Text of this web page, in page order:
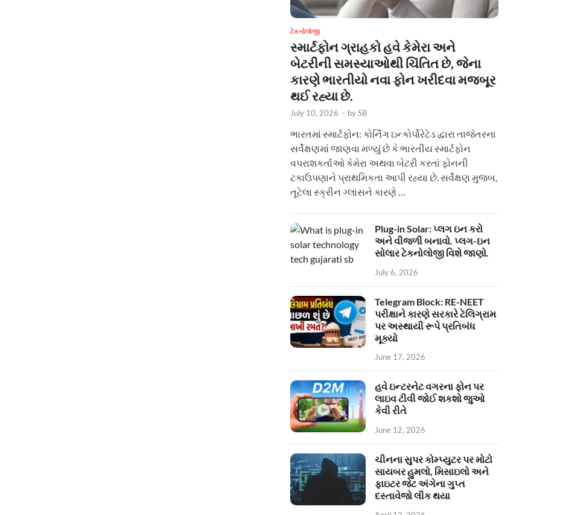
ટેકનોલોજી
સ્માર્ટફોન ગ્રાહકો હવે કેમેરા અને
બેટરીની સમસ્યાઓથી ચિંતિત છે, જેના
કારણે ભારતીયો નવા ફોન ખરીદવા મજબૂર
થઈ રહ્યા છે.
July 10, 2026 - bySB
ભારતમાં સ્માર્ટફોન: કોર્નિંગ ઇન્કોર્પોરેટેડ દ્વારા તાજેતરના
સર્વેક્ષણમાં જાણવા મળ્યું છે કે ભારતીય સ્માર્ટફોન
વપરાશકર્તાઓ કેમેરા અથવા બેટરી કરતાં ફોનની
ટકાઉપણાને પ્રાથમિકતા આપી રહ્યા છે. સર્વેક્ષણ મુજબ,
તૂટેલા સ્ક્રીન ગ્લાસને કારણે …
Plug-in Solar: પ્લગ ઇન કરો
અને વીજળી બનાવો. પ્લગ-ઇન
સોલાર ટેકનોલોજી વિશે જાણો.
July 6, 2026
Telegram Block: RE-NEET
પરીક્ષાને કારણે સરકારે ટેલિગ્રામ
પર અસ્થાયી રૂપે પ્રતિબંધ
મૂક્યો
June 17, 2026
હવે ઇન્ટરનેટ વગરના ફોન પર
લાઇવ ટીવી જોઈ શકશો જુઓ
કેવી રીતે
June 12, 2026
ચીનના સુપર કોમ્પ્યુટર પર મોટો
સાયબર હુમલો, મિસાઇલો અને
ફાઇટર જેટ અંગેના ગુપ્ત
દસ્તાવેજો લીક થયા